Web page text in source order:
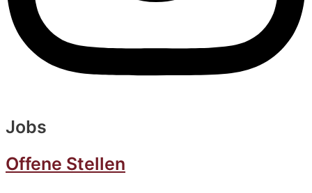
Jobs
Offene Stellen